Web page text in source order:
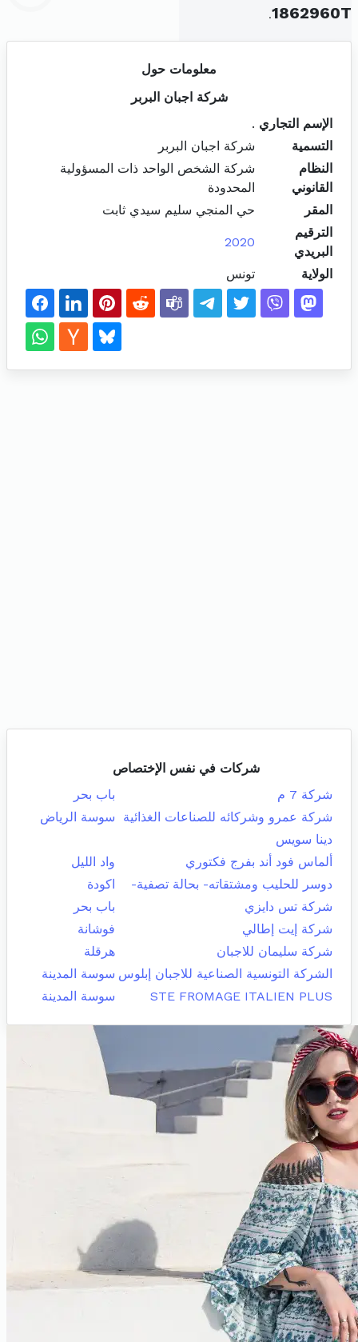
1862960T
.
معلومات حول
شركة اجبان البربر
الإسم التجاري .
التسمية
شركة اجبان البربر
النظام
القانوني
شركة الشخص الواحد ذات المسؤولية
المحدودة
المقر
حي المنجي سليم سيدي ثابت
الترقيم
البريدي
2020
الولاية تونس
شركات في نفس الإختصاص
شركة 7 م
باب بحر
شركة عمرو وشركائه للصناعات الغذائية
سوسة الرياض
دينا سويس
ألماس فود أند بفرج فكتوري
واد الليل
دوسر للحليب ومشتقاته- بحالة تصفية-
اكودة
شركة تس دايزي
باب بحر
شركة إيت إطالي
فوشانة
شركة سليمان للاجبان
هرقلة
الشركة التونسية الصناعية للاجبان إبلوس سوسة المدينة
STE FROMAGE ITALIEN PLUS
سوسة المدينة